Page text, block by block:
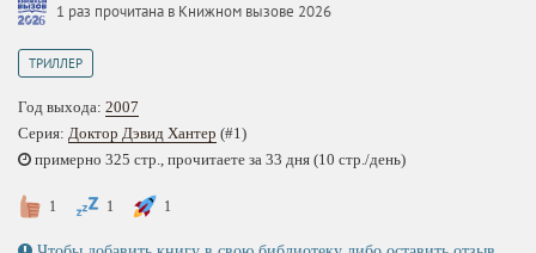
1 раз прочитана в Книжном вызове 2026
ТРИЛЛЕР
Год выхода: 2007
Серия: Доктор Дэвид Хантер (#1)
примерно 325 стр., прочитаете за 33 дня (10 стр./день)
1 1 1